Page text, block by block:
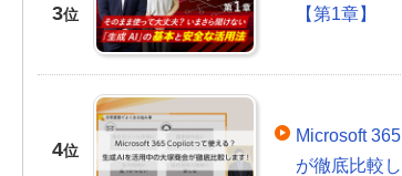
3位
【第1章】
4位
Microsoft
が徹底比較し